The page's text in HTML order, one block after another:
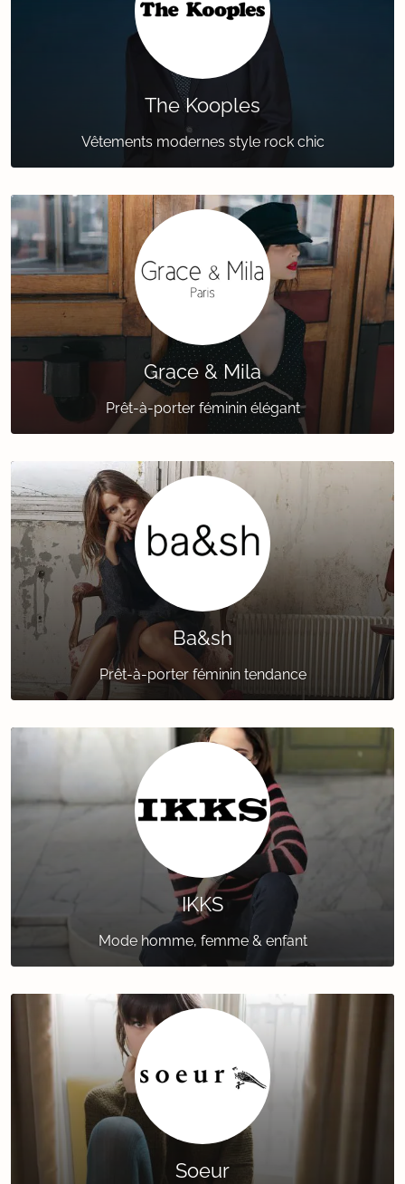
The Kooples
Vêtements modernes style rock chic
Grace & Mila
Prêt-à-porter féminin élégant
Ba&sh
Prêt-à-porter féminin tendance
IKKS
Mode homme, femme & enfant
Soeur